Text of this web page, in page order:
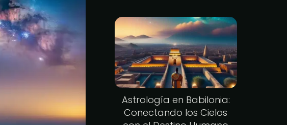
Astrología en Babilonia:
Conectando los Cielos